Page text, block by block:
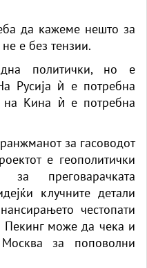
да кажеме нешто за
е без тензии.
политички, но е
Русија ѝ е потребна
на Кина ѝ е потребна
за гасоводот
е геополитички
преговарачката
клучните детали
честопати
Пекинг може да чека и
за поповолни